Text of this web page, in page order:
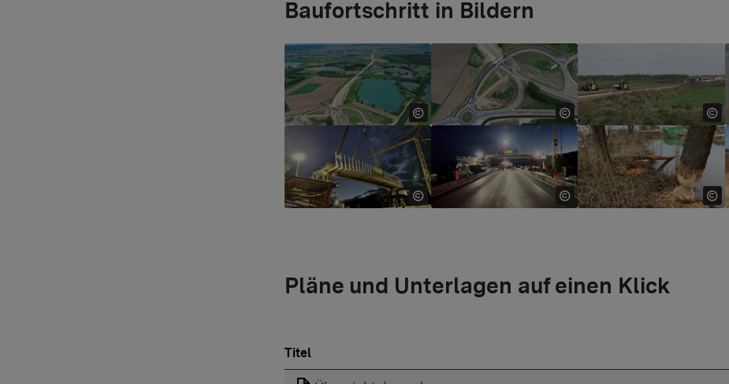
Baufortschritt in Bildern
Show larger version for:Show larger version for:Show larger version for:
Show larger version for:Show larger version for:Show larger version for:
Pläne und Unterlagen auf einen Klick
Titel